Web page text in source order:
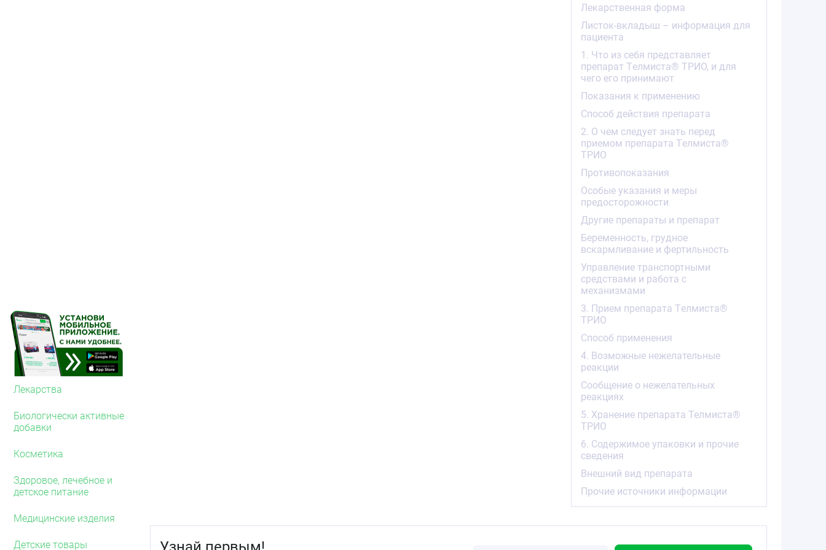
Лекарства
Биологически активные
добавки
Косметика
Здоровое, лечебное и
детское питание
Медицинские изделия
Детские товары
пузыря (холестаз или обструкция желчевыводящих путей)
Лекарственная форма
Листок-вкладыш – информация для
пациента
1. Что из себя представляет
препарат Tелмиста® ТРИО, и для
чего его принимают
Показания к применению
Способ действия препарата
2. О чем следует знать перед
приемом препарата Tелмиста®
ТРИО
Противопоказания
Особые указания и меры
предосторожности
Другие препараты и препарат
Беременность, грудное
вскармливание и фертильность
Управление транспортными
средствами и работа с
механизмами
3. Прием препарата Tелмиста®
ТРИО
Способ применения
4. Возможные нежелательные
реакции
Сообщение о нежелательных
реакциях
5. Хранение препарата Телмиста®
ТРИО
6. Содержимое упаковки и прочие
сведения
Внешний вид препарата
Прочие источники информации